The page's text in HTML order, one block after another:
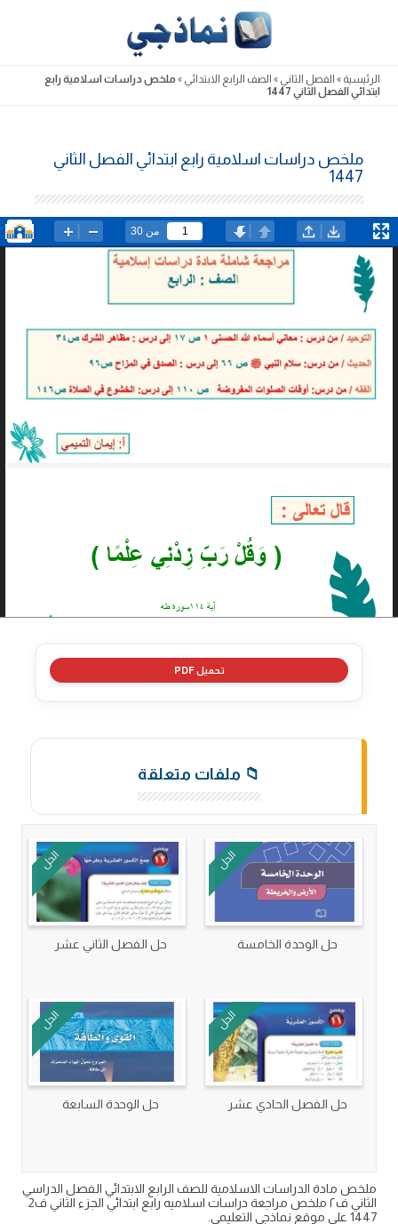
Skip
to
content
الرئيسية » الفصل الثاني » الصف الرابع الابتدائي » ملخص دراسات اسلامية رابع
ابتدائي الفصل الثاني 1447
ملخص دراسات اسلامية رابع ابتدائي الفصل الثاني
1447
تحميل PDF
📁 ملفات متعلقة
الحل
حل الوحدة الخامسة
الحل
حل الفصل الثاني عشر
الحل
حل الفصل الحادي عشر
الحل
حل الوحدة السابعة
ملخص مادة الدراسات الاسلامية للصف الرابع الابتدائي الفصل الدراسي
الثاني ف٢ ملخص مراجعة دراسات اسلاميه رابع ابتدائي الجزء الثاني ف2
1447 على موقع نماذجي التعليمي.